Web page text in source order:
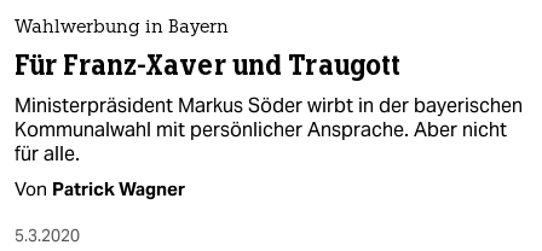
Wahlwerbung in Bayern
Für Franz-Xaver und Traugott
Ministerpräsident Markus Söder wirbt in der bayerischen
Kommunalwahl mit persönlicher Ansprache. Aber nicht
für alle.
Von Patrick Wagner
5.3.2020